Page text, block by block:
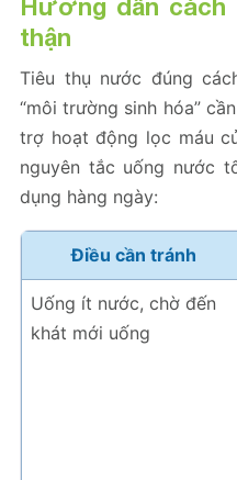
Hướng dẫn
thận
Tiêu thụ nước đúng
“môi trường sinh hóa”
trợ hoạt động lọc máu
nguyên tắc uống nước
dụng hàng ngày:
Điều cần tránh
Uống ít nước, chờ đến
khát mới uống